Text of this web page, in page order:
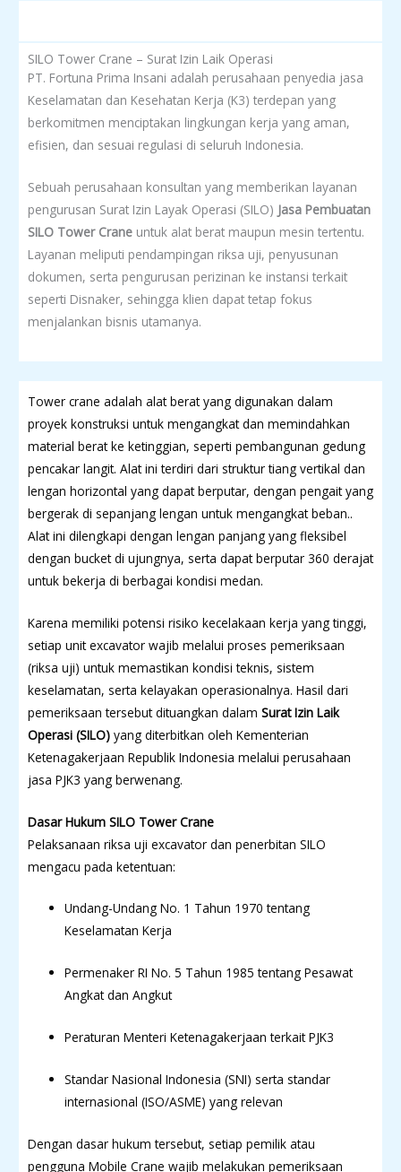
SILO Tower Crane – Surat Izin Laik Operasi
PT. Fortuna Prima Insani adalah perusahaan penyedia jasa
Keselamatan dan Kesehatan Kerja (K3) terdepan yang
berkomitmen menciptakan lingkungan kerja yang aman,
efisien, dan sesuai regulasi di seluruh Indonesia.
Sebuah perusahaan konsultan yang memberikan layanan
pengurusan Surat Izin Layak Operasi (SILO) Jasa Pembuatan
SILO Tower Crane untuk alat berat maupun mesin tertentu.
Layanan meliputi pendampingan riksa uji, penyusunan
dokumen, serta pengurusan perizinan ke instansi terkait
seperti Disnaker, sehingga klien dapat tetap fokus
menjalankan bisnis utamanya.
Tower crane adalah alat berat yang digunakan dalam
proyek konstruksi untuk mengangkat dan memindahkan
material berat ke ketinggian, seperti pembangunan gedung
pencakar langit. Alat ini terdiri dari struktur tiang vertikal dan
lengan horizontal yang dapat berputar, dengan pengait yang
bergerak di sepanjang lengan untuk mengangkat beban..
Alat ini dilengkapi dengan lengan panjang yang fleksibel
dengan bucket di ujungnya, serta dapat berputar 360 derajat
untuk bekerja di berbagai kondisi medan.
Karena memiliki potensi risiko kecelakaan kerja yang tinggi,
setiap unit excavator wajib melalui proses pemeriksaan
(riksa uji) untuk memastikan kondisi teknis, sistem
keselamatan, serta kelayakan operasionalnya. Hasil dari
pemeriksaan tersebut dituangkan dalam Surat Izin Laik
Operasi (SILO) yang diterbitkan oleh Kementerian
Ketenagakerjaan Republik Indonesia melalui perusahaan
jasa PJK3 yang berwenang.
Dasar Hukum SILO Tower Crane
Pelaksanaan riksa uji excavator dan penerbitan SILO
mengacu pada ketentuan:
Undang-Undang No. 1 Tahun 1970 tentang
Keselamatan Kerja
Permenaker RI No. 5 Tahun 1985 tentang Pesawat
Angkat dan Angkut
Peraturan Menteri Ketenagakerjaan terkait PJK3
Standar Nasional Indonesia (SNI) serta standar
internasional (ISO/ASME) yang relevan
Dengan dasar hukum tersebut, setiap pemilik atau
pengguna Mobile Crane wajib melakukan pemeriksaan